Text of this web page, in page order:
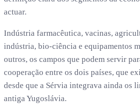
actuar.
Indústria farmacêutica, vacinas,
indústria, bio-ciência e equipamentos
outros, os campos que podem servir
cooperação entre os dois países, que
desde que a Sérvia integrava ainda os
antiga Yugoslávia.